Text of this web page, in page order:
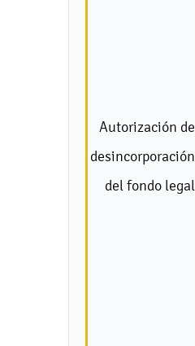
Autorización de
desincorporación
del fondo legal